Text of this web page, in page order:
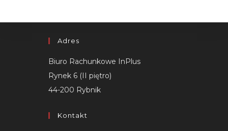
Adres
Biuro Rachunkowe InPlus
Rynek 6 (II piętro)
44-200 Rybnik
Kontakt